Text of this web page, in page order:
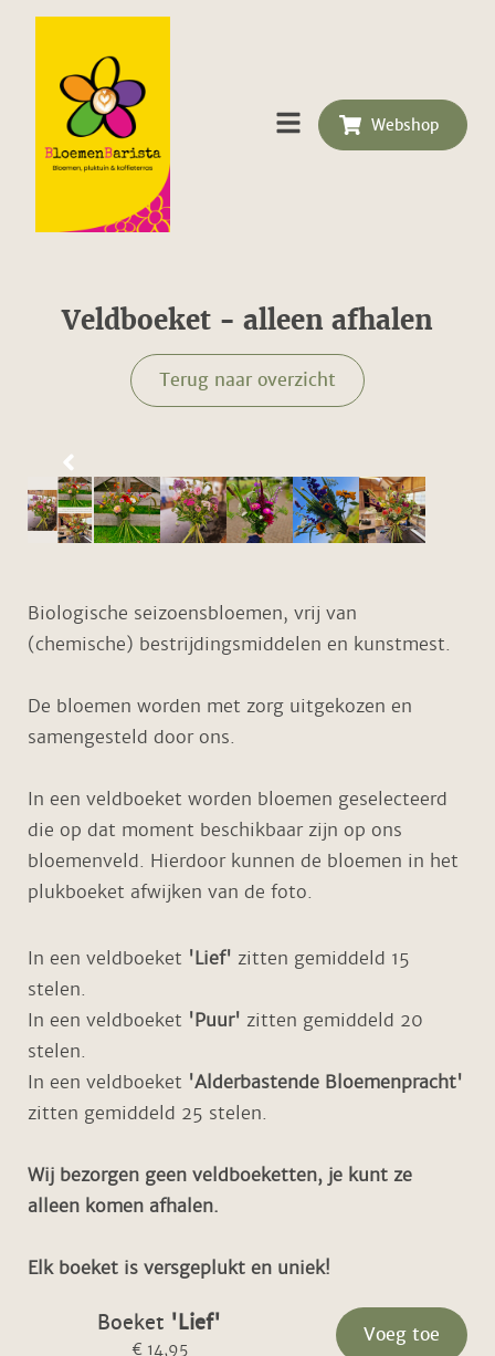
Webshop
Veldboeket - alleen afhalen
Terug naar overzicht
Biologische seizoensbloemen, vrij van
(chemische) bestrijdingsmiddelen en kunstmest.
De bloemen worden met zorg uitgekozen en
samengesteld door ons.
In een veldboeket worden bloemen geselecteerd
die op dat moment beschikbaar zijn op ons
bloemenveld. Hierdoor kunnen de bloemen in het
plukboeket afwijken van de foto.
In een veldboeket 'Lief' zitten gemiddeld 15
stelen.
In een veldboeket 'Puur' zitten gemiddeld 20
stelen.
In een veldboeket 'Alderbastende Bloemenpracht'
zitten gemiddeld 25 stelen.
Wij bezorgen geen veldboeketten, je kunt ze
alleen komen afhalen.
Elk boeket is versgeplukt en uniek!
Boeket 'Lief'
€ 14,95
Voeg toe